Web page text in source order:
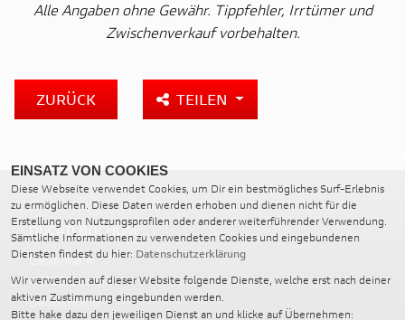
Alle Angaben ohne Gewähr. Tippfehler, Irrtümer und
Zwischenverkauf vorbehalten.
ZURÜCK TEILEN
DUCATI BOCHUM
Geisental 4
44805 Bochum
Deutschland
EINSATZ VON COOKIES
Diese Webseite verwendet Cookies, um Dir ein bestmögliches Surf-Erlebnis
zu ermöglichen. Diese Daten werden erhoben und dienen nicht für die
Erstellung von Nutzungsprofilen oder anderer weiterführender Verwendung.
Sämtliche Informationen zu verwendeten Cookies und eingebundenen
Diensten findest du hier: Datenschutzerklärung
Wir verwenden auf dieser Website folgende Dienste, welche erst nach deiner
aktiven Zustimmung eingebunden werden.
Bitte hake dazu den jeweiligen Dienst an und klicke auf Übernehmen: